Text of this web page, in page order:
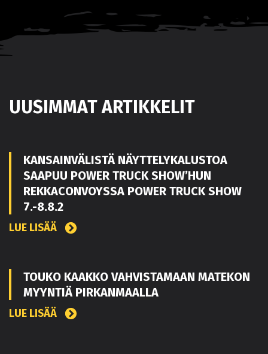
UUSIMMAT ARTIKKELIT
KANSAINVÄLISTÄ NÄYTTELYKALUSTOA
SAAPUU POWER TRUCK SHOW’HUN
REKKACONVOYSSA POWER TRUCK SHOW
7.-8.8.2
LUE LISÄÄ
TOUKO KAAKKO VAHVISTAMAAN MATEKON
MYYNTIÄ PIRKANMAALLA
LUE LISÄÄ